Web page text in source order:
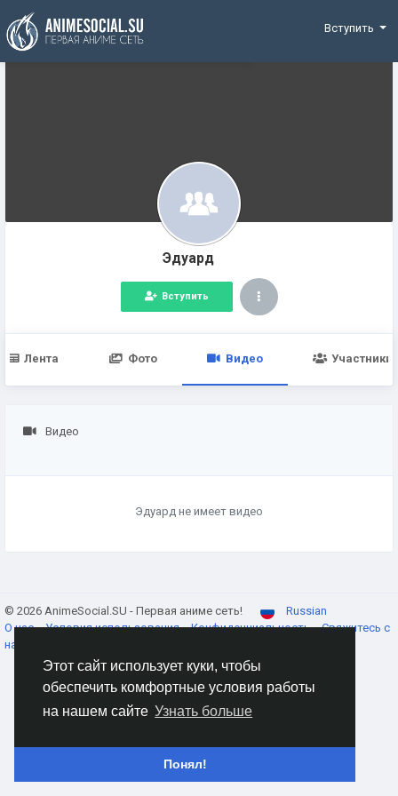
Этот сайт использует куки, чтобы
обеспечить комфортные условия работы
на нашем сайте Узнать больше
Понял!
Funding
Вступить
Эдуард
Вступить
Лента Фото Видео Участники
Видео
Эдуард не имеет видео
© 2026 AnimeSocial.SU - Первая аниме сеть!
Russian
О нас
Условия использования Конфиденциальность
Свяжитесь с
нами